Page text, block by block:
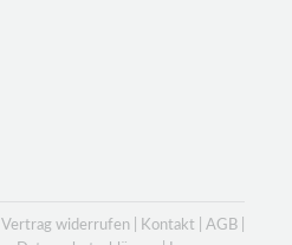
Vertrag widerrufen Kontakt AGB